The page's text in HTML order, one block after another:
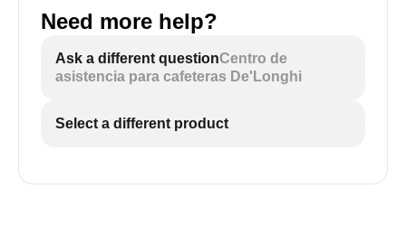
Need more help?
Ask a different questionCentro de
asistencia para cafeteras De'Longhi
Select a different product